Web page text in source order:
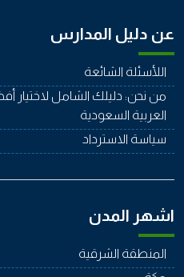
عن دليل المدارس
اللأسئلة الشائعة
من نحن: دليلك الشامل لاختيار
العربية السعودية
سياسة الاسترداد
اشهر المدن
المنطقة الشرقية